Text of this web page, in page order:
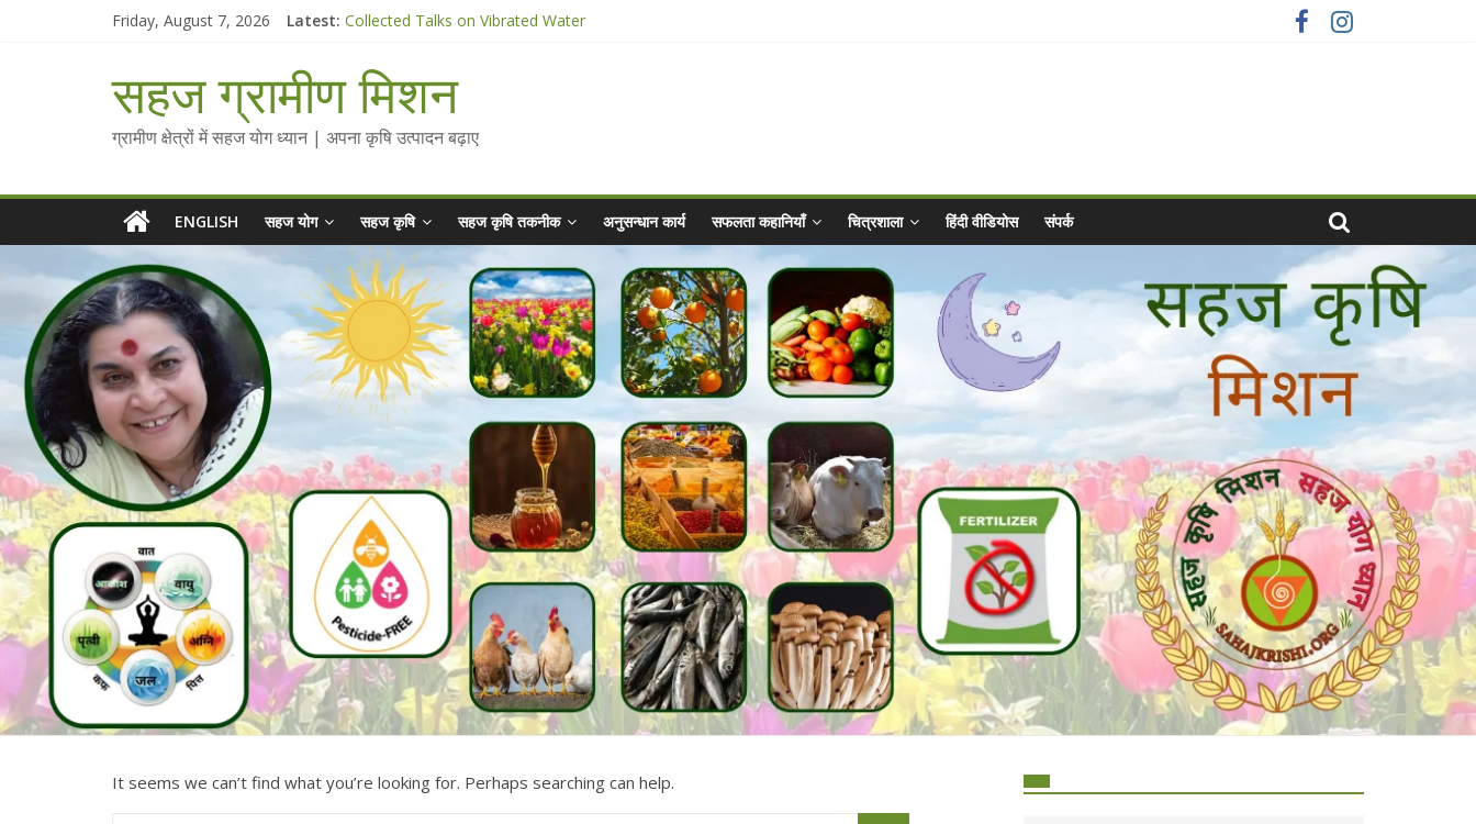
Friday, August 7, 2026 Latest: Collected Talks on Vibrated Water
चैतन्यित जल pdf
Standee Designs @ 2025 for Sahaj Krishi Promotions
Chalo Gaon Ki Or Abhiyaan - 2025-26
सहज ग्रामीण मिशन
ग्रामीण क्षेत्रों में सहज योग ध्यान | अपना कृषि उत्पादन बढ़ाए
ENGLISH सहज योग सहज कृषि सहज कृषि तकनीक अनुसन्धान कार्य सफलता कहानियाँ चित्रशाला हिंदी वीडियोस संपर्क
It seems we can’t find what you’re looking for. Perhaps searching can help.